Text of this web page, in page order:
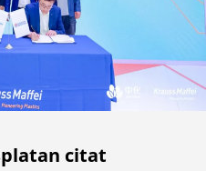
citat